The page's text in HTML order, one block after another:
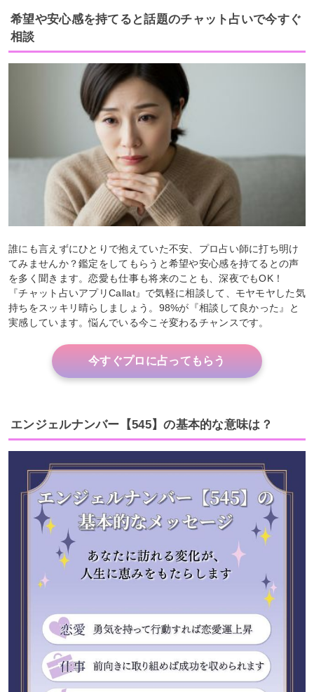
希望や安心感を持てると話題のチャット占いで今すぐ
相談
誰にも言えずにひとりで抱えていた不安、プロ占い師に打ち明け
てみませんか？鑑定をしてもらうと希望や安心感を持てるとの声
を多く聞きます。恋愛も仕事も将来のことも、深夜でもOK！
『チャット占いアプリCallat』で気軽に相談して、モヤモヤした気
持ちをスッキリ晴らしましょう。98%が『相談して良かった』と
実感しています。悩んでいる今こそ変わるチャンスです。
今すぐプロに占ってもらう
エンジェルナンバー【545】の基本的な意味は？